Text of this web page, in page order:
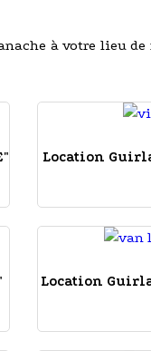
à votre lieu
Location
Location